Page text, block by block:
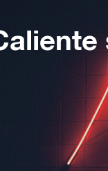
la mer